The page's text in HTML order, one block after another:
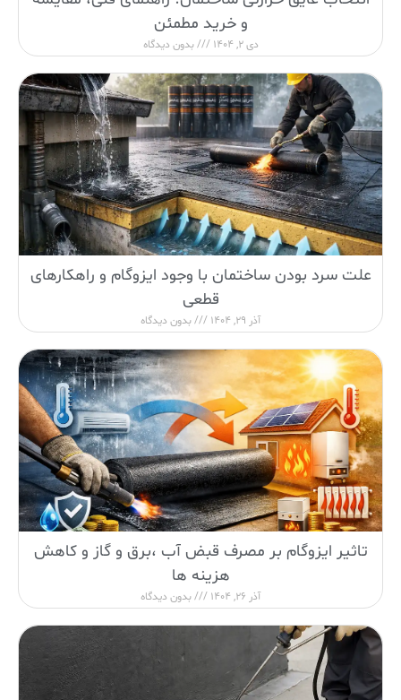
و خرید مطمئن
دی 2, 1404 بدون دیدگاه
علت سرد بودن ساختمان با وجود ایزوگام و راهکارهای
قطعی
آذر 29, 1404 بدون دیدگاه
تاثیر ایزوگام بر مصرف قبض آب ،برق و گاز و کاهش
هزینه ها
آذر 26, 1404 بدون دیدگاه